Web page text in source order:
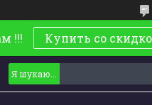
!!! Купить со